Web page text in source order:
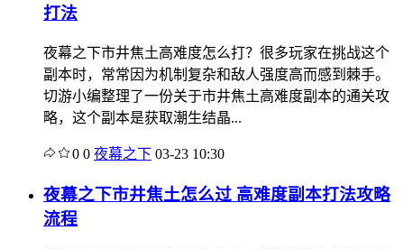
打法
夜幕之下市井焦土高难度怎么打？很多玩家在挑战这个
副本时，常常因为机制复杂和敌人强度高而感到棘手。
切游小编整理了一份关于市井焦土高难度副本的通关攻
略，这个副本是获取潮生结晶...
0 0 夜幕之下 03-23 10:30
夜幕之下市井焦土怎么过 高难度副本打法攻略
流程